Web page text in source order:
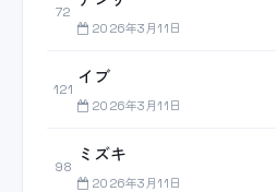
72
2026年3月11日
121
イブ
2026年3月11日
98
ミズキ
2026年3月11日